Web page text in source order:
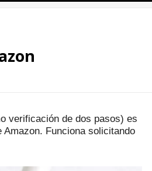
verificación de dos pasos) es
Amazon. Funciona solicitando